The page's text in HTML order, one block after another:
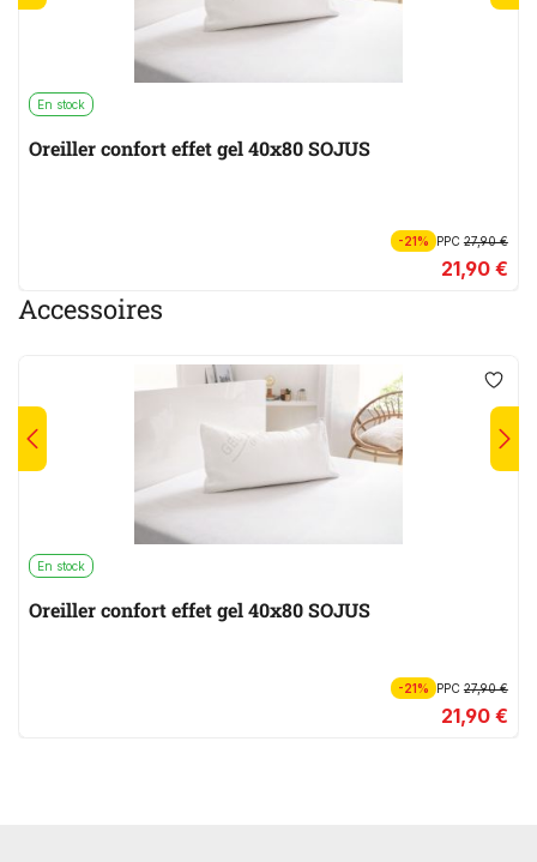
En stock
Oreiller confort effet gel 40x80 SOJUS
-21% PPC27,90 €
21,90 €
Accessoires
En stock
Oreiller confort effet gel 40x80 SOJUS
-21% PPC27,90 €
21,90 €